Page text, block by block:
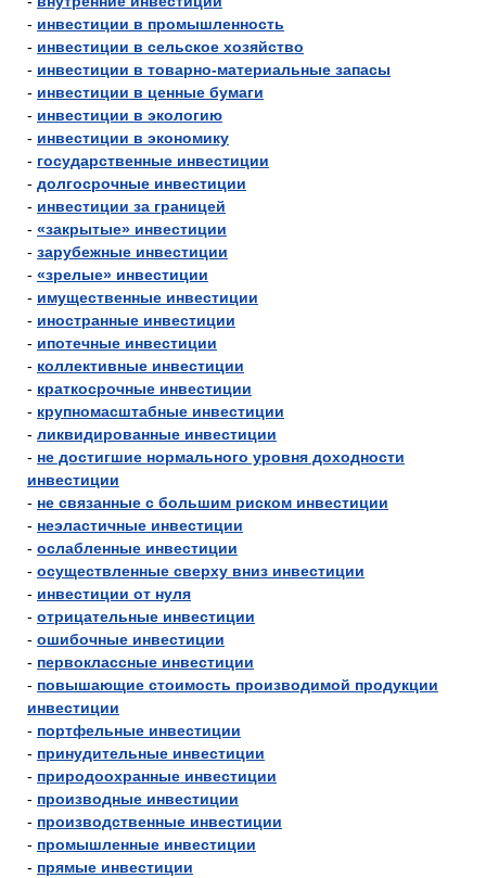
- инвестиции в промышленность
- инвестиции в сельское хозяйство
- инвестиции в товарно-материальные запасы
- инвестиции в ценные бумаги
- инвестиции в экологию
- инвестиции в экономику
- государственные инвестиции
- долгосрочные инвестиции
- инвестиции за границей
- «закрытые» инвестиции
- зарубежные инвестиции
- «зрелые» инвестиции
- имущественные инвестиции
- иностранные инвестиции
- ипотечные инвестиции
- коллективные инвестиции
- краткосрочные инвестиции
- крупномасштабные инвестиции
- ликвидированные инвестиции
- не достигшие нормального уровня доходности
инвестиции
- не связанные с большим риском инвестиции
- неэластичные инвестиции
- ослабленные инвестиции
- осуществленные сверху вниз инвестиции
- инвестиции от нуля
- отрицательные инвестиции
- ошибочные инвестиции
- первоклассные инвестиции
- повышающие стоимость производимой продукции
инвестиции
- портфельные инвестиции
- принудительные инвестиции
- природоохранные инвестиции
- производные инвестиции
- производственные инвестиции
- промышленные инвестиции
- прямые инвестиции